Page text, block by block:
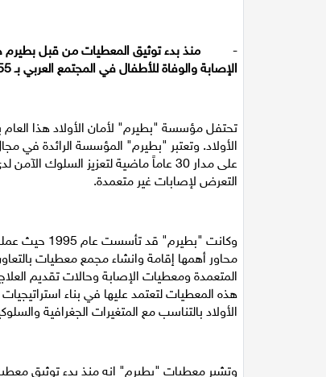
-منذ بدء توثيق المعطيات من قبل
الإصابة والوفاة للأطفال في المجتمع العربي بـ 55% من إجمالي حالات الوفاة تليها حالات الغرق
على مدار 30 عاماً ماضية لتعزيز
التعرض لإصابات غير متعمدة.
وكانت
محاور أهمها إقامة وانشاء مجمع معطيات
المتعمدة ومعطيات الإصابة وحالات تقديم
هذه المعطيات لتعتمد عليها في بناء
الأولاد بالتناسب مع المتغيرات الجغرافية